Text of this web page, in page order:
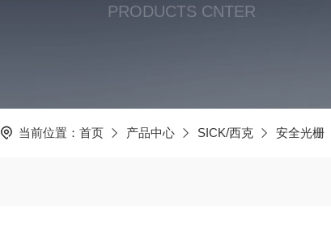
PRODUCTS CNTER
当前位置： 首页 产品中心 SICK/西克 安全光栅